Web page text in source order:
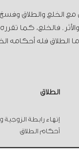
الخلع والطلاق
فالخلع، كما تقرره
الطلاق فله
الطلاق
إنهاء رابطة الزوجية
أحكام الطلاق